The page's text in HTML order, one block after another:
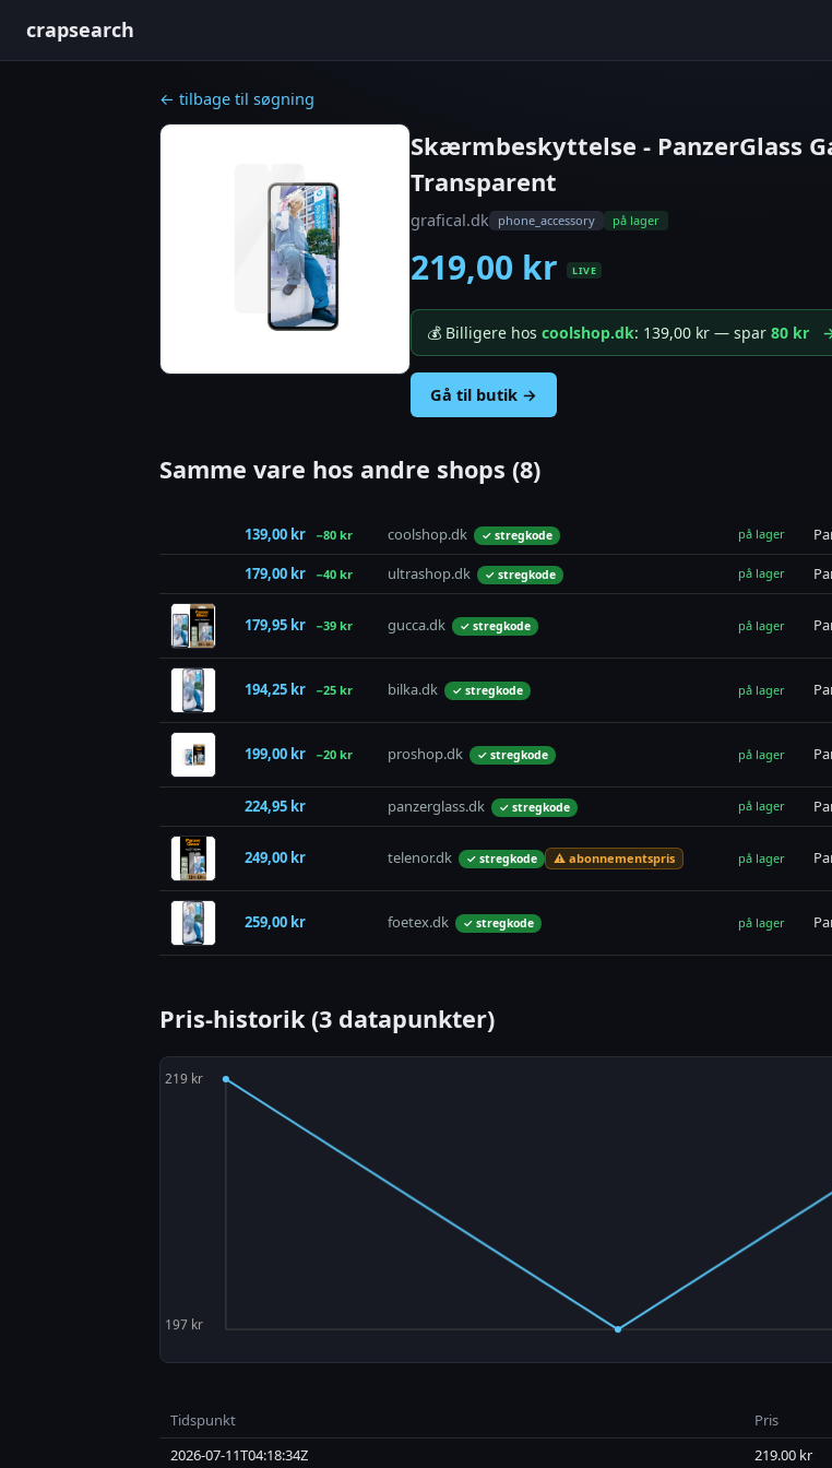
crapsearch
← tilbage til søgning
Skærmbeskyttelse - PanzerGlass
Transparent
grafical.dk phone_accessory på lager
219,00 kr LIVE
💰 Billigere hos coolshop.dk: 139,00 kr — spar 80 kr
Gå til butik →
Samme vare hos andre shops (8)
139,00 kr −80 kr coolshop.dk ✓ stregkode på lager
179,00 kr
−40 kr ultrashop.dk ✓ stregkode på lager
179,95 kr −39 kr gucca.dk ✓ stregkode på lager
194,25 kr −25 kr bilka.dk ✓ stregkode på lager
199,00 kr −20 kr proshop.dk ✓ stregkode på lager
224,95 kr panzerglass.dk ✓ stregkode på lager
249,00 kr telenor.dk ✓ stregkode ⚠️ abonnementspris på lager
259,00 kr foetex.dk ✓ stregkode på lager
Pris-historik (3 datapunkter)
Tidspunkt Pris
2026-07-11T04:18:34Z
219.00 kr